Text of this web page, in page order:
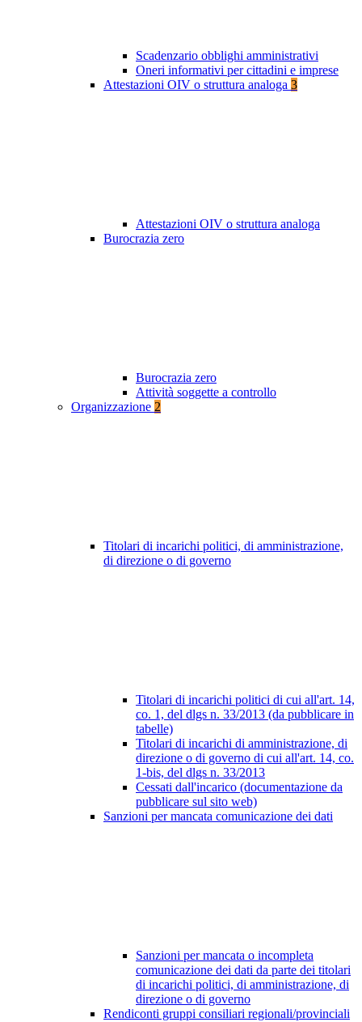
Scadenzario obblighi amministrativi
Oneri informativi per cittadini e imprese
Attestazioni OIV o struttura analoga 3
Attestazioni OIV o struttura analoga
Burocrazia zero
Burocrazia zero
Attività soggette a controllo
Organizzazione 2
Titolari di incarichi politici, di amministrazione,
di direzione o di governo
Titolari di incarichi politici di cui all'art. 14,
co. 1, del dlgs n. 33/2013 (da pubblicare in
tabelle)
Titolari di incarichi di amministrazione, di
direzione o di governo di cui all'art. 14, co.
1-bis, del dlgs n. 33/2013
Cessati dall'incarico (documentazione da
pubblicare sul sito web)
Sanzioni per mancata comunicazione dei dati
Sanzioni per mancata o incompleta
comunicazione dei dati da parte dei titolari
di incarichi politici, di amministrazione, di
direzione o di governo
Rendiconti gruppi consiliari regionali/provinciali